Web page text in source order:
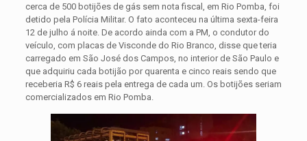
cerca de 500 botijões de gás sem nota fiscal, em Rio Pomba, foi
detido pela Polícia Militar. O fato aconteceu na última sexta-feira
12 de julho á noite. De acordo ainda com a PM, o condutor do
veículo, com placas de Visconde do Rio Branco, disse que teria
carregado em São José dos Campos, no interior de São Paulo e
que adquiriu cada botijão por quarenta e cinco reais sendo que
receberia R$ 6 reais pela entrega de cada um. Os botijões seriam
comercializados em Rio Pomba.